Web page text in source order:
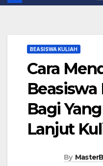
BEASISWA KULIAH
Cara
Bagi
Lanjut
By